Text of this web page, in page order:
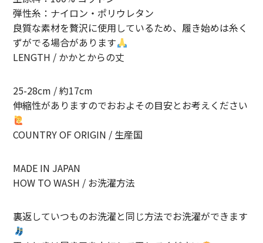
弾性糸：ナイロン・ポリウレタン
良質な素材を贅沢に使用しているため、履き始めは糸く
ずがでる場合があります
LENGTH / かかとからの丈
25-28cm / 約17cm
伸縮性がありますのでおおよその目安とお考えください
COUNTRY OF ORIGIN / 生産国
MADE IN JAPAN
HOW TO WASH / お洗濯方法
裏返していつものお洗濯と同じ方法でお洗濯ができます